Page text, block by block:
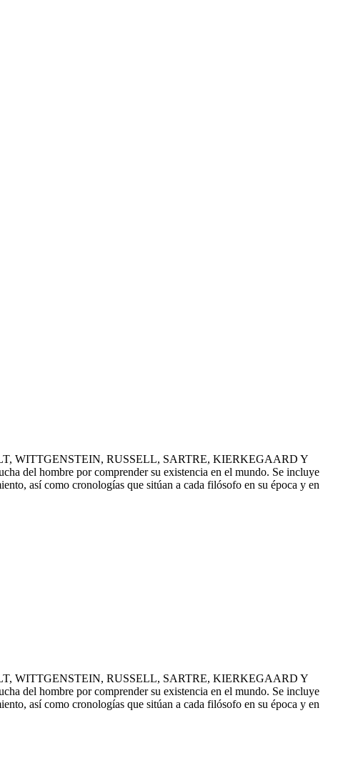
WITTGENSTEIN, RUSSELL, SARTRE, KIERKEGAARD Y
del hombre por comprender su existencia en el mundo. Se incluye
así como cronologías que sitúan a cada filósofo en su época y en
WITTGENSTEIN, RUSSELL, SARTRE, KIERKEGAARD Y
del hombre por comprender su existencia en el mundo. Se incluye
así como cronologías que sitúan a cada filósofo en su época y en